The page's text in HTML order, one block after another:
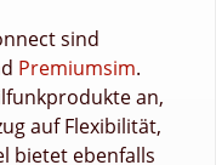
sind
Premiumsim.
an,
auf Flexibilität,
bietet ebenfalls